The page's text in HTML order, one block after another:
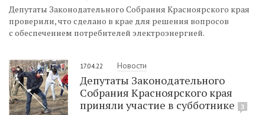
Депутаты Законодательного Собрания Красноярского края
проверили, что сделано в крае для решения вопросов
с обеспечением потребителей электроэнергией.
17.04.22 Новости
Депутаты Законодательного
Собрания Красноярского края
приняли участие в субботнике
3